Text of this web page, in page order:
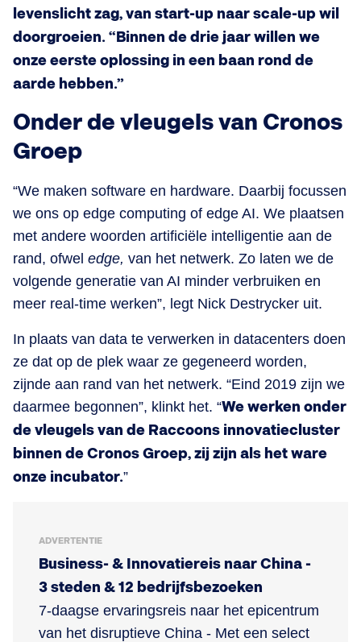
levenslicht zag, van start-up naar scale-up wil
doorgroeien. “Binnen de drie jaar willen we
onze eerste oplossing in een baan rond de
aarde hebben.”
Onder de vleugels van Cronos
Groep
“We maken software en hardware. Daarbij focussen
we ons op edge computing of edge AI. We plaatsen
met andere woorden artificiële intelligentie aan de
rand, ofwel edge, van het netwerk. Zo laten we de
volgende generatie van AI minder verbruiken en
meer real-time werken”, legt Nick Destrycker uit.
In plaats van data te verwerken in datacenters doen
ze dat op de plek waar ze gegeneerd worden,
zijnde aan rand van het netwerk. “Eind 2019 zijn we
daarmee begonnen”, klinkt het. “We werken onder
de vleugels van de Raccoons innovatiecluster
binnen de Cronos Groep, zij zijn als het ware
onze incubator.”
ADVERTENTIE
Business- & Innovatiereis naar China -
3 steden & 12 bedrijfsbezoeken
7-daagse ervaringsreis naar het epicentrum
van het disruptieve China - Met een select